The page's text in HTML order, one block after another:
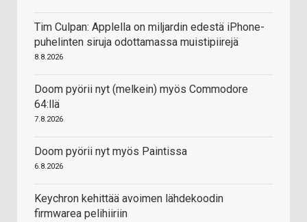
Tim Culpan: Applella on miljardin edestä iPhone-
puhelinten siruja odottamassa muistipiirejä
8.8.2026
Doom pyörii nyt (melkein) myös Commodore
64:llä
7.8.2026
Doom pyörii nyt myös Paintissa
6.8.2026
Keychron kehittää avoimen lähdekoodin
firmwarea pelihiiriin